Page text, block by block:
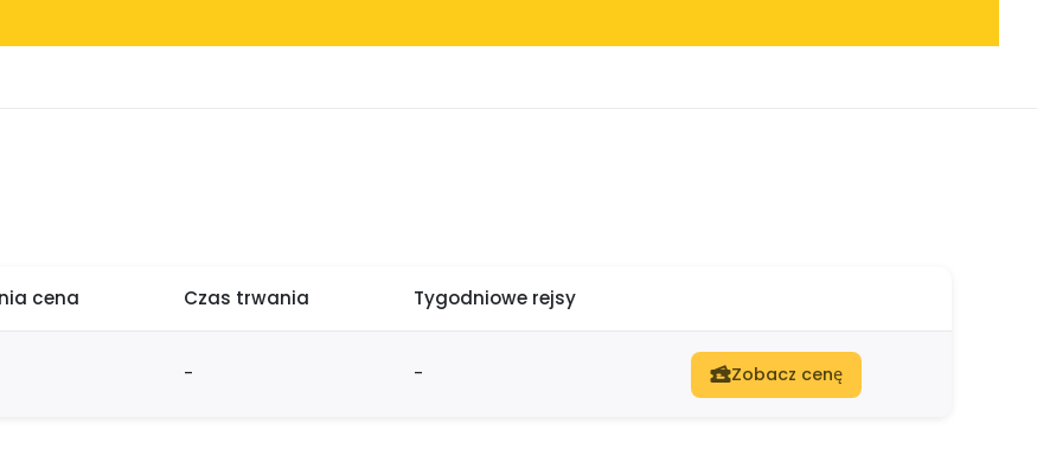
cena Czas trwania Tygodniowe rejsy
- - Zobacz cenę